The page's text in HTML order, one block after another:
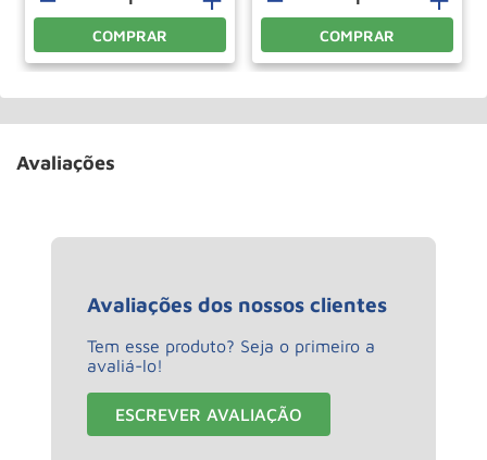
COMPRAR COMPRAR
Avaliações
Avaliações dos nossos clientes
Tem esse produto? Seja o primeiro a
avaliá-lo!
ESCREVER AVALIAÇÃO